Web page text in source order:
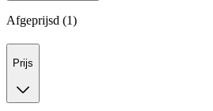
Afgeprijsd (1)
Prijs